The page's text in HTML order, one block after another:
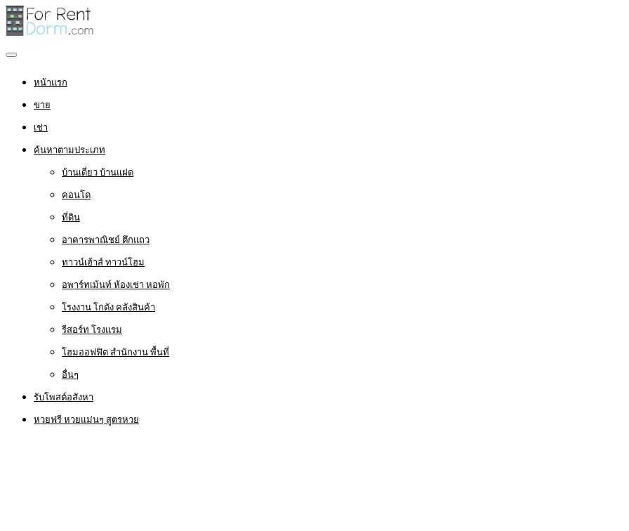
หน้าแรก
ขาย
เช่า
ค้นหาตามประเภท
บ้านเดี่ยว บ้านแฝด
คอนโด
ที่ดิน
อาคารพาณิชย์ ตึกแถว
ทาวน์เฮ้าส์ ทาวน์โฮม
อพาร์ทเม้นท์ ห้องเช่า หอพัก
โรงงาน โกดัง คลังสินค้า
รีสอร์ท โรงแรม
โฮมออฟฟิต สำนักงาน พื้นที่
อื่นๆ
รับโพสต์อสังหา
หวยฟรี หวยแม่นๆ สูตรหวย